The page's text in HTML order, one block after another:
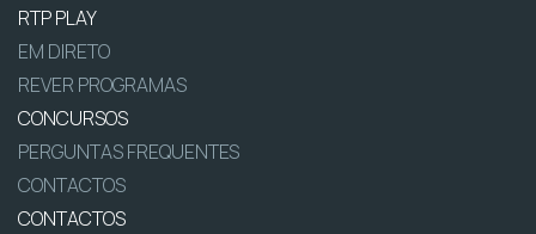
RTP PLAY
EM DIRETO
REVER PROGRAMAS
CONCURSOS
PERGUNTAS FREQUENTES
CONTACTOS
CONTACTOS